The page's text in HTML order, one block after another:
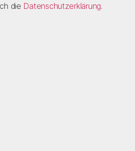
die Datenschutzerklärung.